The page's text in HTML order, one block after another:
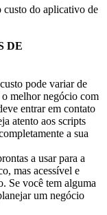
custo do aplicativo de
DE
pode variar de
o melhor negócio com
entrar em contato
atento aos scripts
a sua
a usar para a
mas acessível e
Se você tem alguma
um negócio